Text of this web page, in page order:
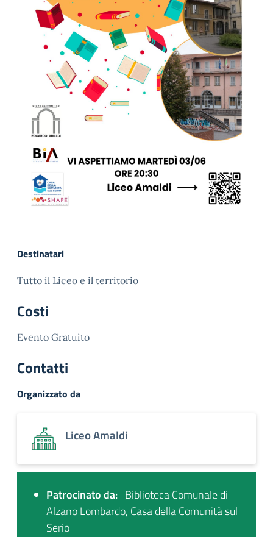
Destinatari
Tutto il Liceo e il territorio
Costi
Evento Gratuito
Contatti
Organizzato da
Liceo Amaldi
Patrocinato da: Biblioteca Comunale di
Alzano Lombardo, Casa della Comunità sul
Serio